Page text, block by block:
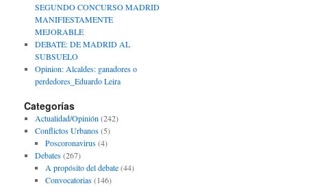
SEGUNDO CONCURSO MADRID
MANIFIESTAMENTE
MEJORABLE
DEBATE: DE MADRID AL
SUBSUELO
Opinion: Alcaldes: ganadores o
perdedores_Eduardo Leira
Categorías
Actualidad/Opinión (242)
Conflictos Urbanos(5)
Poscoronavirus(4)
Debates(267)
A propósito del debate(44)
Convocatorias(146)